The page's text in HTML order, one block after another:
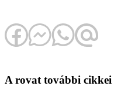
A rovat további cikkei